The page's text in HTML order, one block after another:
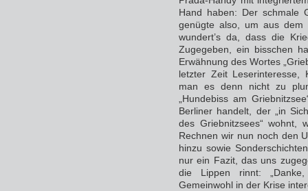
Hand haben: Der schmale
genügte also, um aus dem
wundert’s da, dass die
Zugegeben, ein bisschen
Erwähnung des Wortes
letzter Zeit Leserinteresse,
man es denn nicht zu
„Hundebiss am
Berliner handelt, der „in
des Griebnitzsees“ wohnt,
Rechnen wir nun noch den
hinzu sowie
nur ein Fazit, das uns
die Lippen rinnt:
Gemeinwohl in der Krise